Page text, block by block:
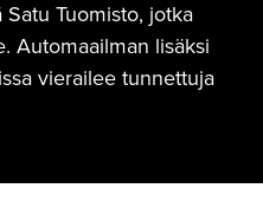
Tuomisto, jotka
Automaailman lisäksi
vierailee tunnettuja